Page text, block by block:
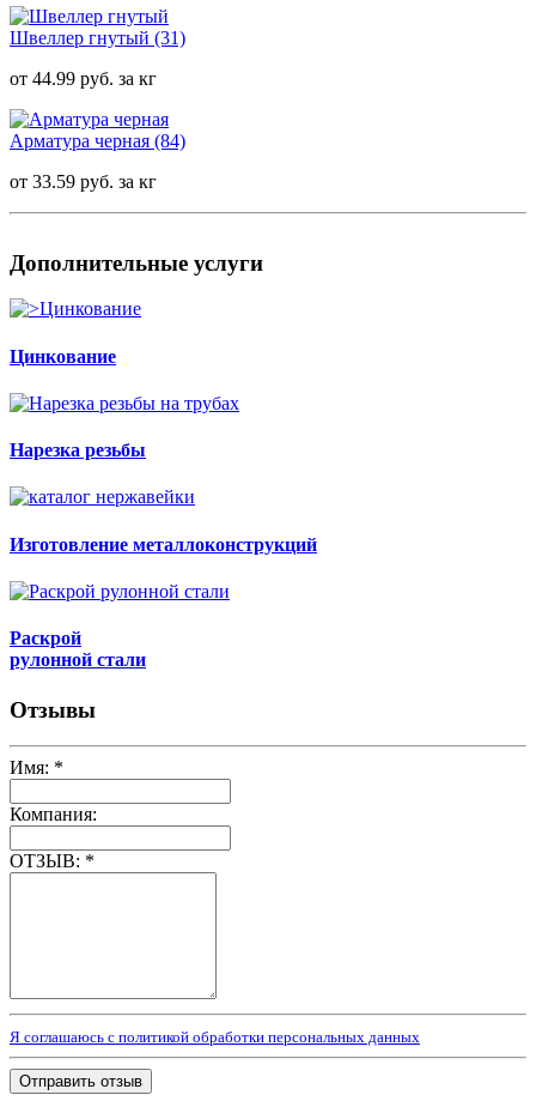
Швеллер гнутый (31)
от 44.99 руб. за кг
Арматура черная (84)
от 33.59 руб. за кг
Дополнительные услуги
Цинкование
Нарезка резьбы
Изготовление металлоконструкций
Раскрой
рулонной стали
Отзывы
Имя: *
Компания:
ОТЗЫВ: *
Я соглашаюсь с политикой обработки персональных данных
Отправить отзыв